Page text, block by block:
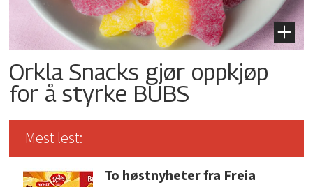
Orkla Snacks gjør oppkjøp
for å styrke BUBS
Mest lest:
To høstnyheter fra Freia